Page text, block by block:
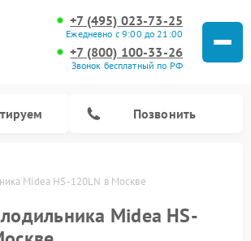
+7 (495) 023-73-25
Ежедневно с 9:00 до 21:00
+7 (800) 100-33-26
Звонок бесплатный по РФ
Позвонить
Midea HS-120LN в Москве
Midea HS-